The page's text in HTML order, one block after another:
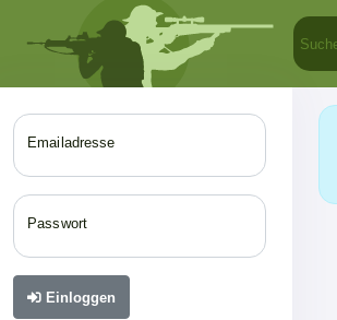
Emailadresse
Passwort
Einloggen